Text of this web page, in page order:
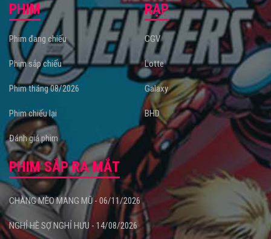
PHIM
Phim đang chiếu
Phim sắp chiếu
Phim tháng 08/2026
Phim chiếu lại
Đánh giá phim
RẠP
CGV
Lotte
Galaxy
BHD
PHIM SẮP RA MẮT
CHÀNG MÈO MANG MŨ - 06/11/2026
NGHỈ HÈ SỢ NGHỈ HƯU - 14/08/2026